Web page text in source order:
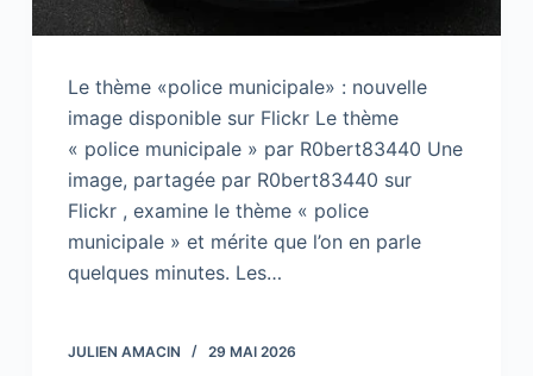
Le thème «police municipale» : nouvelle
image disponible sur Flickr Le thème
« police municipale » par R0bert83440 Une
image, partagée par R0bert83440 sur
Flickr , examine le thème « police
municipale » et mérite que l’on en parle
quelques minutes. Les…
JULIEN AMACIN 29 MAI 2026